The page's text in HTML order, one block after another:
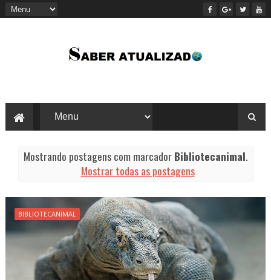
Mostrando postagens com marcadorBibliotecanimal.
Mostrar todas as postagens
BIBLIOTECANIMAL